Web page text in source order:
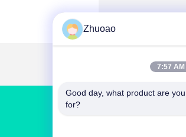
Zhuoao
7:57 AM
Good day, what product are
for?